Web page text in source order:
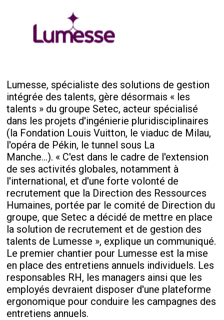
Lumesse, spécialiste des solutions de gestion
intégrée des talents, gère désormais « les
talents » du groupe Setec, acteur spécialisé
dans les projets d'ingénierie pluridisciplinaires
(la Fondation Louis Vuitton, le viaduc de Milau,
l'opéra de Pékin, le tunnel sous La
Manche…). « C'est dans le cadre de l'extension
de ses activités globales, notamment à
l'international, et d'une forte volonté de
recrutement que la Direction des Ressources
Humaines, portée par le comité de Direction du
groupe, que Setec a décidé de mettre en place
la solution de recrutement et de gestion des
talents de Lumesse », explique un communiqué.
Le premier chantier pour Lumesse est la mise
en place des entretiens annuels individuels. Les
responsables RH, les managers ainsi que les
employés devraient disposer d'une plateforme
ergonomique pour conduire les campagnes des
entretiens annuels.